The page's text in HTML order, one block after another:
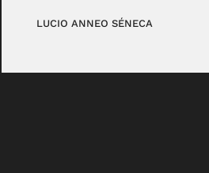
LUCIO ANNEO SÉNECA